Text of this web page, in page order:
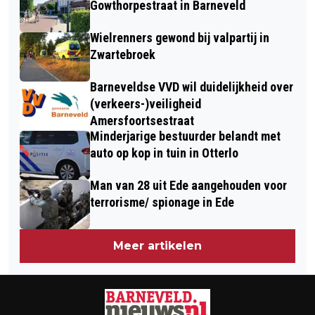
DAALEN
STROOMNET NEDERLAND
Gowthorpestraat in Barneveld
Wielrenners gewond bij valpartij in
Zwartebroek
Barneveldse VVD wil duidelijkheid over
(verkeers-)veiligheid
Amersfoortsestraat
Minderjarige bestuurder belandt met
auto op kop in tuin in Otterlo
Man van 28 uit Ede aangehouden voor
terrorisme/ spionage in Ede
Meer artikelen